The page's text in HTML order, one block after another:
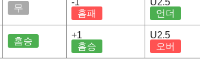
무
홈패
언더
홈승
+1
홈승
U2.5
오버